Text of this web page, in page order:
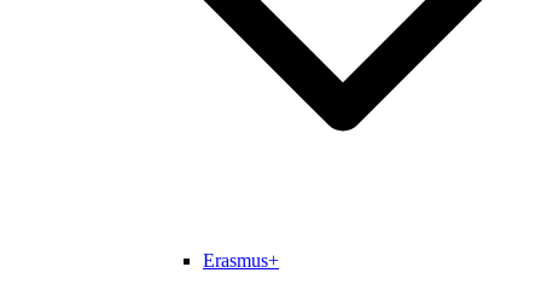
Erasmus+